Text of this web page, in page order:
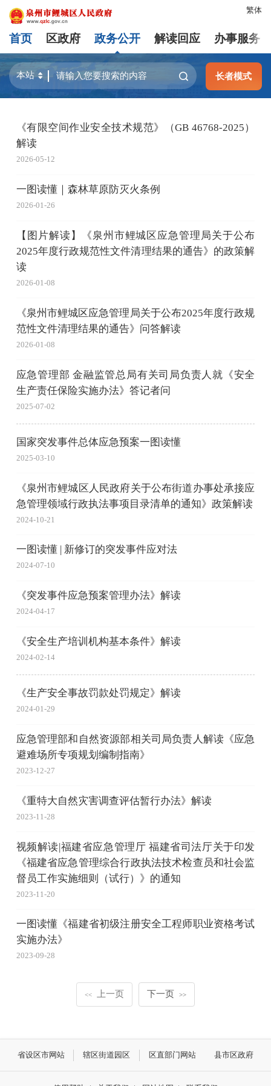
繁体
首页 区政府 政务公开 解读回应 办事服务
长者模式
《有限空间作业安全技术规范》（GB 46768-2025）
解读
2026-05-12
一图读懂｜森林草原防灭火条例
2026-01-26
【图片解读】《泉州市鲤城区应急管理局关于公布
2025年度行政规范性文件清理结果的通告》的政策解
读
2026-01-08
《泉州市鲤城区应急管理局关于公布2025年度行政规
范性文件清理结果的通告》问答解读
2026-01-08
应急管理部 金融监管总局有关司局负责人就《安全
生产责任保险实施办法》答记者问
2025-07-02
国家突发事件总体应急预案一图读懂
2025-03-10
《泉州市鲤城区人民政府关于公布街道办事处承接应
急管理领域行政执法事项目录清单的通知》政策解读
2024-10-21
一图读懂 | 新修订的突发事件应对法
2024-07-10
《突发事件应急预案管理办法》解读
2024-04-17
《安全生产培训机构基本条件》解读
2024-02-14
《生产安全事故罚款处罚规定》解读
2024-01-29
应急管理部和自然资源部相关司局负责人解读《应急
避难场所专项规划编制指南》
2023-12-27
《重特大自然灾害调查评估暂行办法》解读
2023-11-28
视频解读|福建省应急管理厅 福建省司法厅关于印发
《福建省应急管理综合行政执法技术检查员和社会监
督员工作实施细则（试行）》的通知
2023-11-20
一图读懂《福建省初级注册安全工程师职业资格考试
实施办法》
2023-09-28
<< 上一页 下一页 >>
省设区市网站 辖区街道园区 区直部门网站 县市区政府